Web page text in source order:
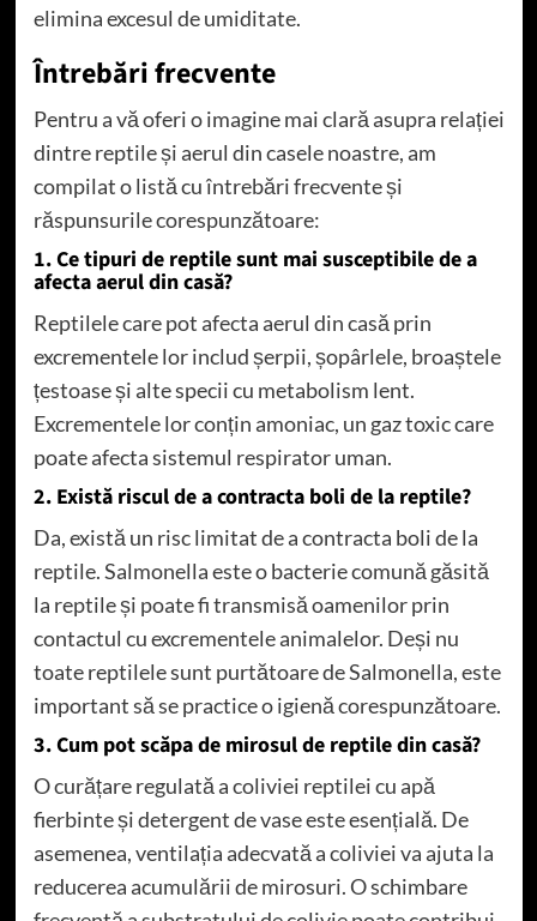
elimina excesul de umiditate.
Întrebări frecvente
Pentru a vă oferi o imagine mai clară asupra relației
dintre reptile și aerul din casele noastre, am
compilat o listă cu întrebări frecvente și
răspunsurile corespunzătoare:
1. Ce tipuri de reptile sunt mai susceptibile de a
afecta aerul din casă?
Reptilele care pot afecta aerul din casă prin
excrementele lor includ șerpii, șopârlele, broaștele
țestoase și alte specii cu metabolism lent.
Excrementele lor conțin amoniac, un gaz toxic care
poate afecta sistemul respirator uman.
2. Există riscul de a contracta boli de la reptile?
Da, există un risc limitat de a contracta boli de la
reptile. Salmonella este o bacterie comună găsită
la reptile și poate fi transmisă oamenilor prin
contactul cu excrementele animalelor. Deși nu
toate reptilele sunt purtătoare de Salmonella, este
important să se practice o igienă corespunzătoare.
3. Cum pot scăpa de mirosul de reptile din casă?
O curățare regulată a coliviei reptilei cu apă
fierbinte și detergent de vase este esențială. De
asemenea, ventilația adecvată a coliviei va ajuta la
reducerea acumulării de mirosuri. O schimbare